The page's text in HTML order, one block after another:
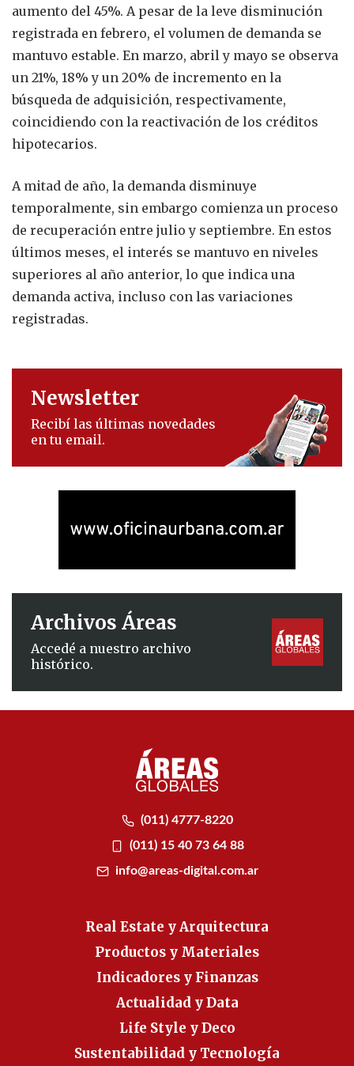
aumento del 45%. A pesar de la leve disminución
registrada en febrero, el volumen de demanda se
mantuvo estable. En marzo, abril y mayo se observa
un 21%, 18% y un 20% de incremento en la
búsqueda de adquisición, respectivamente,
coincidiendo con la reactivación de los créditos
hipotecarios.
A mitad de año, la demanda disminuye
temporalmente, sin embargo comienza un proceso
de recuperación entre julio y septiembre. En estos
últimos meses, el interés se mantuvo en niveles
superiores al año anterior, lo que indica una
demanda activa, incluso con las variaciones
registradas.
Newsletter
Recibí las últimas novedades
en tu email.
Archivos Áreas
Accedé a nuestro archivo
histórico.
(011) 4777-8220
(011) 15 40 73 64 88
info@areas-digital.com.ar
Real Estate y Arquitectura
Productos y Materiales
Indicadores y Finanzas
Actualidad y Data
Life Style y Deco
Sustentabilidad y Tecnología